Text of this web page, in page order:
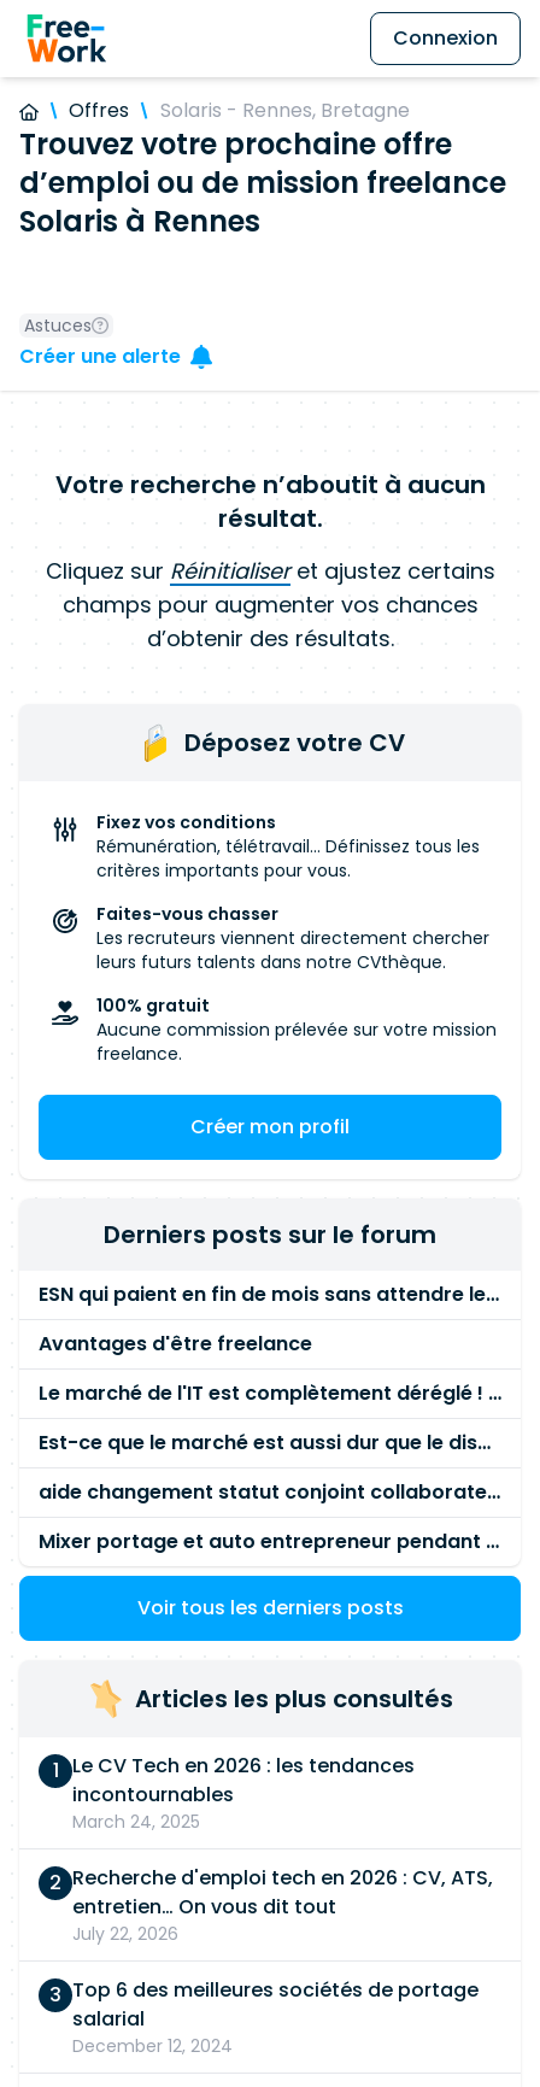
Connexion
Offres Solaris - Rennes, Bretagne
Trouvez votre prochaine offre
d’emploi ou de mission freelance
Solaris à Rennes
Astuces
Créer une alerte
Votre recherche n’aboutit à aucun
résultat.
Cliquez sur Réinitialiseret ajustez certains
champs pour augmenter vos chances
d’obtenir des résultats.
Déposez votre CV
Fixez vos conditions
Rémunération, télétravail... Définissez tous les
critères importants pour vous.
Faites-vous chasser
Les recruteurs viennent directement chercher
leurs futurs talents dans notre CVthèque.
100% gratuit
Aucune commission prélevée sur votre mission
freelance.
Créer mon profil
Derniers posts sur le forum
ESN qui paient en fin de mois sans attendre le paiement client ?
Avantages d'être freelance
Le marché de l'IT est complètement déréglé ! STOP à cette mascarade ! Il faut s'unir et résister !
Est-ce que le marché est aussi dur que le disent les commerciaux ?
aide changement statut conjoint collaborateur
Mixer portage et auto entrepreneur pendant des années - quel risque ?
Voir tous les derniers posts
Articles les plus consultés
Le CV Tech en 2026 : les tendances
incontournables
March 24, 2025
Recherche d'emploi tech en 2026 : CV, ATS,
entretien… On vous dit tout
July 22, 2026
Top 6 des meilleures sociétés de portage
salarial
December 12, 2024